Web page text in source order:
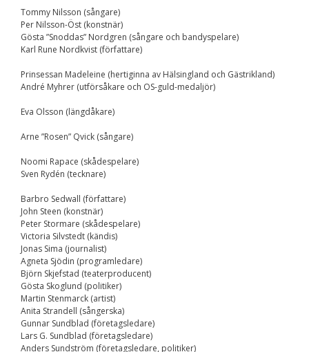
Tommy Nilsson (sångare)
Per Nilsson-Öst (konstnär)
Gösta ”Snoddas” Nordgren (sångare och bandyspelare)
Karl Rune Nordkvist (författare)
Prinsessan Madeleine (hertiginna av Hälsingland och Gästrikland)
André Myhrer (utförsåkare och OS-guld-medaljör)
Eva Olsson (längdåkare)
Arne ”Rosen” Qvick (sångare)
Noomi Rapace (skådespelare)
Sven Rydén (tecknare)
Barbro Sedwall (författare)
John Steen (konstnär)
Peter Stormare (skådespelare)
Victoria Silvstedt (kändis)
Jonas Sima (journalist)
Agneta Sjödin (programledare)
Björn Skjefstad (teaterproducent)
Gösta Skoglund (politiker)
Martin Stenmarck (artist)
Anita Strandell (sångerska)
Gunnar Sundblad (företagsledare)
Lars G. Sundblad (företagsledare)
Anders Sundström (företagsledare, politiker)